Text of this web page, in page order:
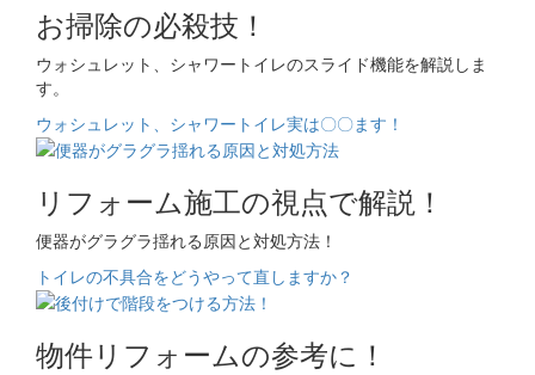
お掃除の必殺技！
ウォシュレット、シャワートイレのスライド機能を解説しま
す。
ウォシュレット、シャワートイレ実は〇〇ます！
リフォーム施工の視点で解説！
便器がグラグラ揺れる原因と対処方法！
トイレの不具合をどうやって直しますか？
物件リフォームの参考に！